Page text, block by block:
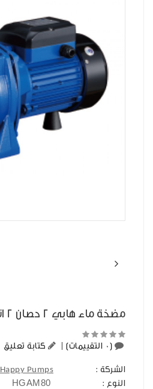
مضخة ماء هابي 2 حصان 2 انش
(0 التقييمات) كتابة تعليق
الشركة :
Happy Pumps
النوع :